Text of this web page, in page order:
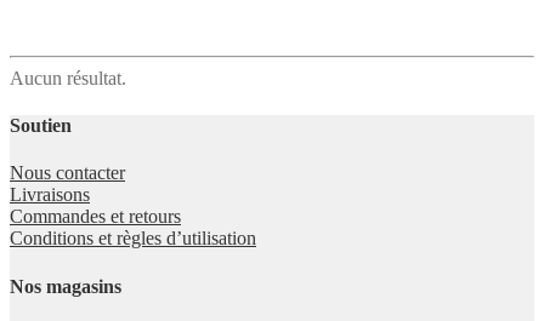
Aucun résultat.
Soutien
Nous contacter
Livraisons
Commandes et retours
Conditions et règles d’utilisation
Nos magasins